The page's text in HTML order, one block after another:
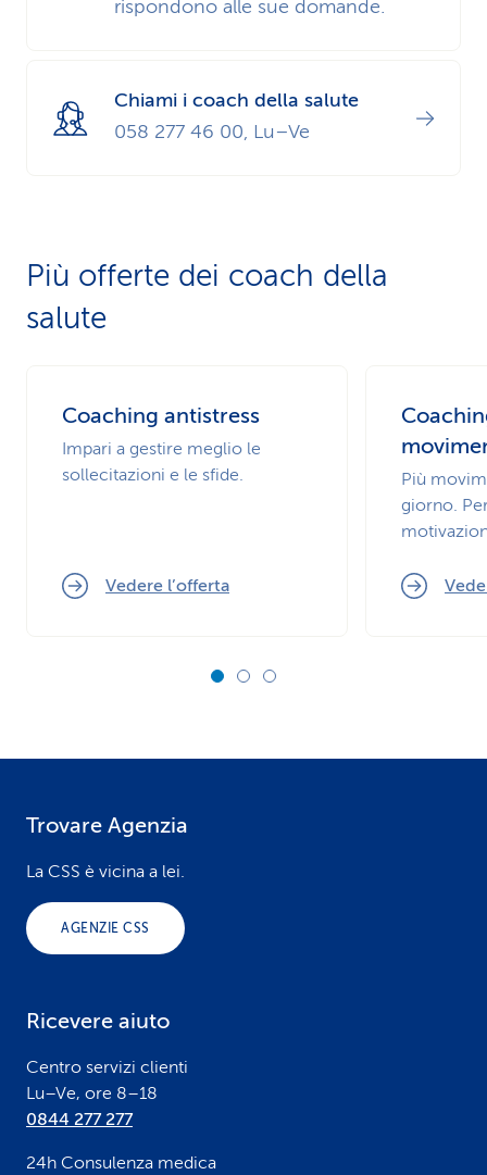
rispondono alle sue domande.
Chiami i coach della salute
058 277 46 00, Lu–Ve
Più offerte dei coach della
salute
Coaching antistress
Impari a gestire meglio le
sollecitazioni e le sfide.
Vedere l’offerta
Più
giorno.
Trovare Agenzia
La CSS è vicina a lei.
AGENZIE CSS
Ricevere aiuto
Centro servizi clienti
Lu–Ve, ore 8–18
0844 277 277
24h Consulenza medica